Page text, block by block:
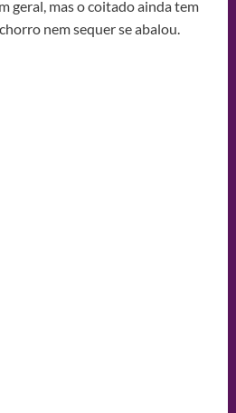
geral, mas o coitado ainda tem
nem sequer se abalou.